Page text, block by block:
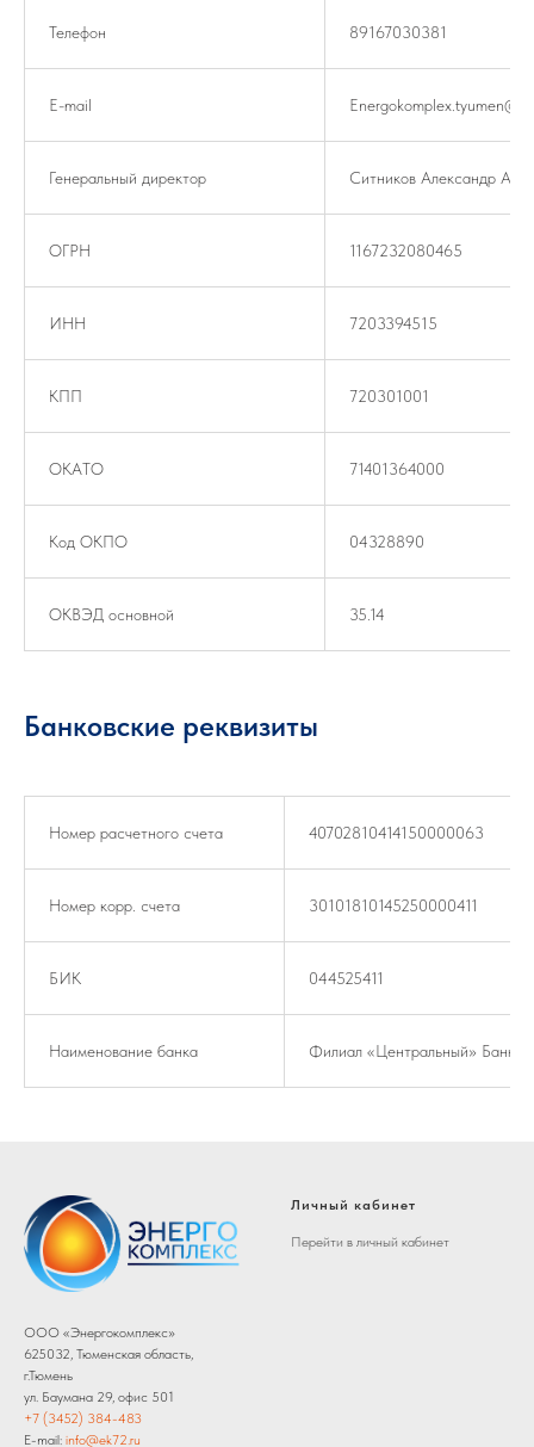
Телефон 89167030381
E-mail
Генеральный директор Ситников Александр
ОГРН 1167232080465
ИНН 7203394515
КПП 720301001
ОКАТО 71401364000
Код ОКПО 04328890
ОКВЭД основной 35.14
Банковские реквизиты
Номер расчетного счета 40702810414150000063
Номер корр. счета 30101810145250000411
БИК 044525411
Наименование банка Филиал «Центральный» Банка
ООО «Энергокомплекс»
625032, Тюменская область,
г.Тюмень
ул. Баумана 29, офис 501
+7 (3452) 384-483
E-mail: info@ek72.ru
Личный кабинет
Перейти в личный кабинет